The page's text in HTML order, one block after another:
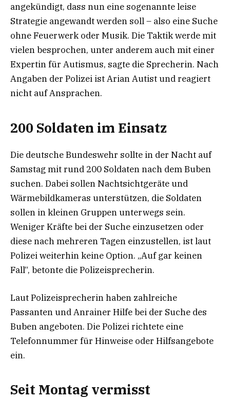
angekündigt, dass nun eine sogenannte leise
Strategie angewandt werden soll – also eine Suche
ohne Feuerwerk oder Musik. Die Taktik werde mit
vielen besprochen, unter anderem auch mit einer
Expertin für Autismus, sagte die Sprecherin. Nach
Angaben der Polizei ist Arian Autist und reagiert
nicht auf Ansprachen.
200 Soldaten im Einsatz
Die deutsche Bundeswehr sollte in der Nacht auf
Samstag mit rund 200 Soldaten nach dem Buben
suchen. Dabei sollen Nachtsichtgeräte und
Wärmebildkameras unterstützen, die Soldaten
sollen in kleinen Gruppen unterwegs sein.
Weniger Kräfte bei der Suche einzusetzen oder
diese nach mehreren Tagen einzustellen, ist laut
Polizei weiterhin keine Option. „Auf gar keinen
Fall“, betonte die Polizeisprecherin.
Laut Polizeisprecherin haben zahlreiche
Passanten und Anrainer Hilfe bei der Suche des
Buben angeboten. Die Polizei richtete eine
Telefonnummer für Hinweise oder Hilfsangebote
ein.
Seit Montag vermisst